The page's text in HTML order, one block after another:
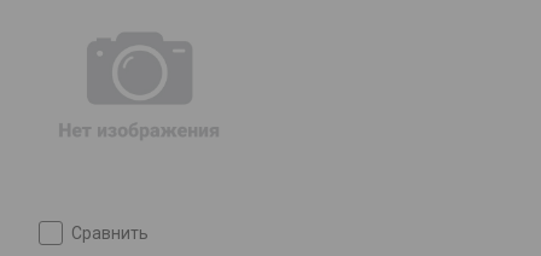
сравнить